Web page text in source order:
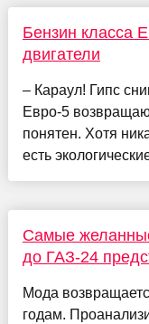
Бензин класса
двигатели
– Караул! Гипс
Евро-5
понятен. Хотя
есть
Самые
до ГАЗ-24
Мода
годам.